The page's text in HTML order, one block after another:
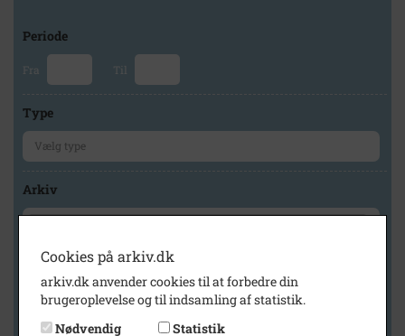
Periode
Fra Til
Type
Arkiv
Geografi
Cookies på arkiv.dk
arkiv.dk anvender cookies til at forbedre din
brugeroplevelse og til indsamling af statistik.
Nødvendig
Statistik